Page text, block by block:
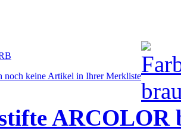
noch keine Artikel in Ihrer Merkliste
ARCOLOR